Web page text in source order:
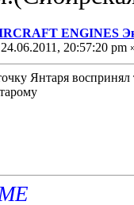
ENGINES
24.06.2011, 20:57:20 pm
Янтаря воспринял